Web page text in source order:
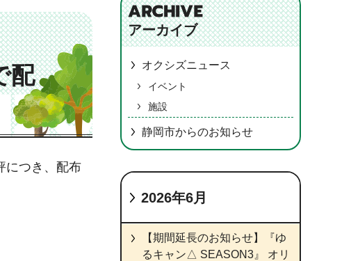
配
につき、配布
アーカイブ
オクシズニュース
イベント
施設
静岡市からのお知らせ
2026年6月
【期間延長のお知らせ】『ゆ
るキャン△ SEASON3』 オリ